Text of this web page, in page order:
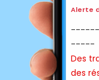
Alerte
-----
Des
des